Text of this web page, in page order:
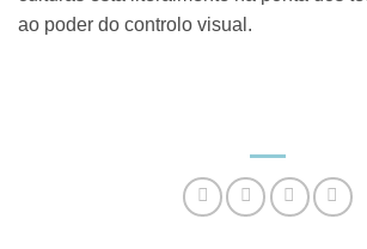
ao poder do controlo visual.